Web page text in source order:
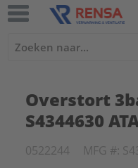
Overstort
S4344630
0522244 MFG #: